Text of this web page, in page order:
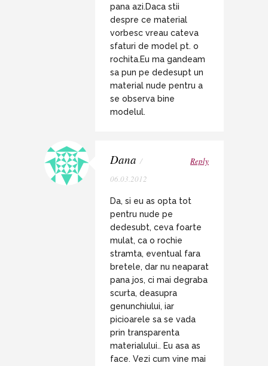
pana azi.Daca stii
despre ce material
vorbesc vreau cateva
sfaturi de model pt. o
rochita.Eu ma gandeam
sa pun pe dedesupt un
material nude pentru a
se observa bine
modelul.
Dana /
06.03.2012
Reply
Da, si eu as opta tot
pentru nude pe
dedesubt, ceva foarte
mulat, ca o rochie
stramta, eventual fara
bretele, dar nu neaparat
pana jos, ci mai degraba
scurta, deasupra
genunchiului, iar
picioarele sa se vada
prin transparenta
materialului.. Eu asa as
face. Vezi cum vine mai